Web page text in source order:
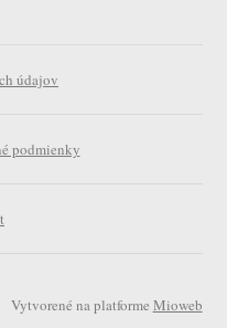
údajov
podmienky
Vytvorené na platforme Mioweb